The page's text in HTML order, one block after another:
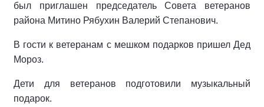
был приглашен председатель Совета ветеранов
района Митино Рябухин Валерий Степанович.
В гости к ветеранам с мешком подарков пришел Дед
Мороз.
Дети для ветеранов подготовили музыкальный
подарок.